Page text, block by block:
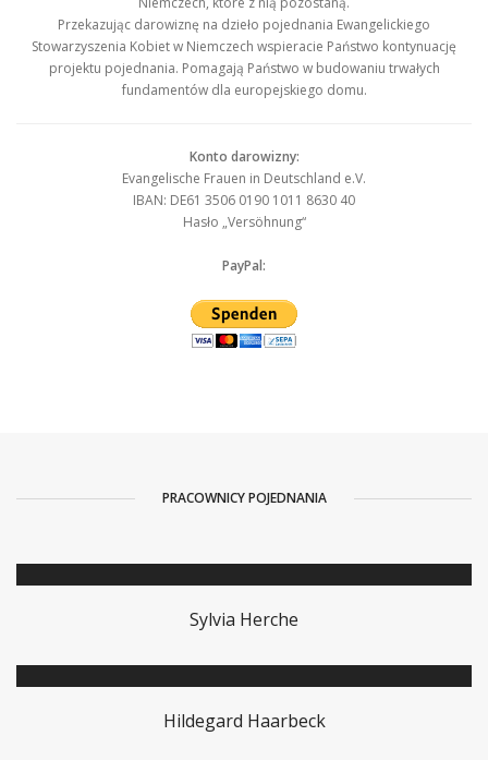
Przekazując darowiznę na dzieło pojednania Ewangelickiego
Stowarzyszenia Kobiet w Niemczech wspieracie Państwo kontynuację
projektu pojednania. Pomagają Państwo w budowaniu trwałych
fundamentów dla europejskiego domu.
Konto darowizny:
Evangelische Frauen in Deutschland e.V.
IBAN: DE61 3506 0190 1011 8630 40
Hasło „Versöhnung“
PayPal:
PRACOWNICY POJEDNANIA
Sylvia Herche
Hildegard Haarbeck